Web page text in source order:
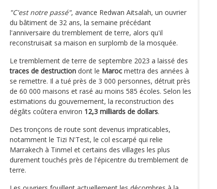
"C'est notre passé", avance Redwan Aitsalah, un ouvrier
du bâtiment de 32 ans, la semaine précédant
l'anniversaire du tremblement de terre, alors qu'il
reconstruisait sa maison en surplomb de la mosquée.
Le tremblement de terre de septembre 2023 a laissé des
traces de destruction dont le Maroc mettra des années à
se remettre. Il a tué près de 3 000 personnes, détruit près
de 60 000 maisons et rasé au moins 585 écoles. Selon les
estimations du gouvernement, la reconstruction des
dégâts coûtera environ 12,3 milliards de dollars.
Des tronçons de route sont devenus impraticables,
notamment le Tizi N'Test, le col escarpé qui relie
Marrakech à Tinmel et certains des villages les plus
durement touchés près de l'épicentre du tremblement de
terre.